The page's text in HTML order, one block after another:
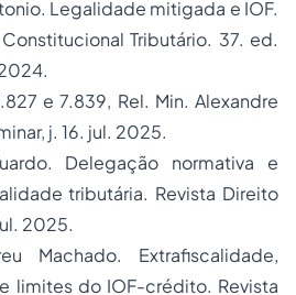
Legalidade mitigada e IOF.
Tributário. 37. ed.
e 7.839, Rel. Min. Alexandre
j. 16. jul. 2025.
Delegação normativa e
tributária. Revista Direito
2025.
Machado. Extrafiscalidade,
limites do IOF-crédito. Revista